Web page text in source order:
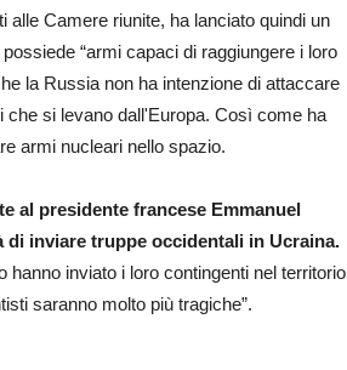
Camere riunite, ha lanciato quindi un
“armi capaci di raggiungere i loro
la Russia non ha intenzione di attaccare
che si levano dall'Europa. Così come ha
armi nucleari nello spazio.
al presidente francese Emmanuel
inviare truppe occidentali in Ucraina.
hanno inviato i loro contingenti nel territorio
saranno molto più tragiche”.